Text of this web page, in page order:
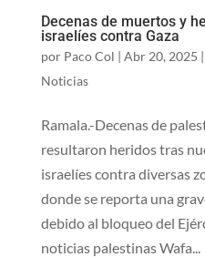
Decenas de muertos y
israelíes contra Gaza
por Paco Col | Abr 20, 2025 |
Noticias
Ramala.-Decenas de
resultaron heridos tras
israelíes contra diversas
donde se reporta una
debido al bloqueo del
noticias palestinas Wafa...